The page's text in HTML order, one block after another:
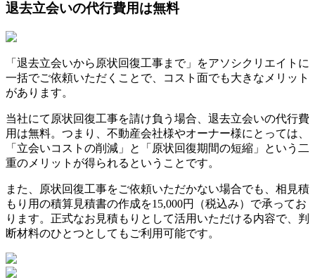
退去立会いの代行費用は無料
「退去立会いから原状回復工事まで」をアソシクリエイトに
一括でご依頼いただくことで、コスト面でも大きなメリット
があります。
当社にて原状回復工事を請け負う場合、退去立会いの代行費
用は無料。つまり、不動産会社様やオーナー様にとっては、
「立会いコストの削減」と「原状回復期間の短縮」という二
重のメリットが得られるということです。
また、原状回復工事をご依頼いただかない場合でも、相見積
もり用の積算見積書の作成を15,000円（税込み）で承ってお
ります。正式なお見積もりとして活用いただける内容で、判
断材料のひとつとしてもご利用可能です。